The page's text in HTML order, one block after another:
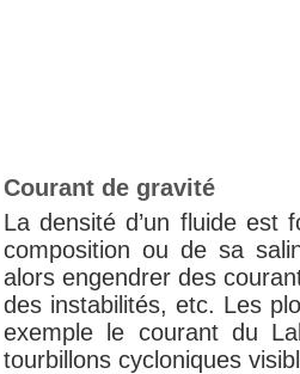
Courant de gravité
La densité d’un fluide est
composition ou de sa
alors engendrer des
des instabilités, etc. Les
exemple le courant du
tourbillons cycloniques